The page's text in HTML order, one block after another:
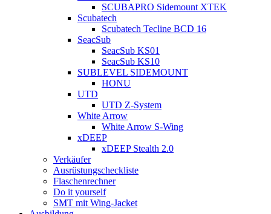
SCUBAPRO Sidemount XTEK
Scubatech
Scubatech Tecline BCD 16
SeacSub
SeacSub KS01
SeacSub KS10
SUBLEVEL SIDEMOUNT
HONU
UTD
UTD Z-System
White Arrow
White Arrow S-Wing
xDEEP
xDEEP Stealth 2.0
Verkäufer
Ausrüstungscheckliste
Flaschenrechner
Do it yourself
SMT mit Wing-Jacket